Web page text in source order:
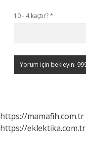
10 - 4 kaçtır?*
https://mamafih.com.tr
https://eklektika.com.tr